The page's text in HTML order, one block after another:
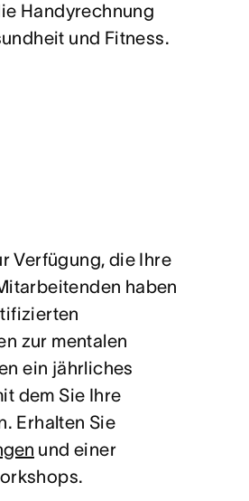
Handyrechnung
und Fitness.
Verfügung, die Ihre
haben
zur mentalen
ein jährliches
dem Sie Ihre
Erhalten Sie
und einer